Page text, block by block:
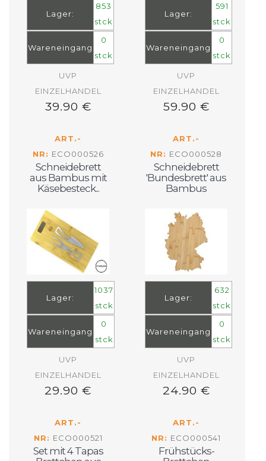
Lager:
853
stck
Wareneingang
0
stck
UVP
EINZELHANDEL
39.90 €
Lager:
591
stck
Wareneingang
0
stck
UVP
EINZELHANDEL
59.90 €
ART.-
NR: ECO000526
Schneidebrett
aus Bambus mit
Käsebesteck...
Lager:
1037
stck
Wareneingang
0
stck
UVP
EINZELHANDEL
29.90 €
ART.-
NR: ECO000528
Schneidebrett
'Bundesbrett' aus
Bambus
Lager:
632
stck
Wareneingang
0
stck
UVP
EINZELHANDEL
24.90 €
ART.-
NR: ECO000521
Set mit 4 Tapas
ART.-
NR: ECO000541
Frühstücks-